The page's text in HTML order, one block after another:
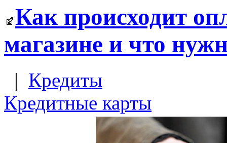
Как происходит
магазине и что
| Кредиты
Кредитные карты